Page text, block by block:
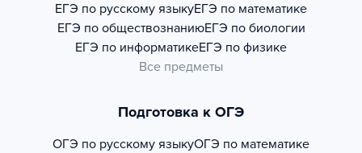
ЕГЭ по русскому языкуЕГЭ по математике
ЕГЭ по обществознаниюЕГЭ по биологии
ЕГЭ по информатикеЕГЭ по физике
Все предметы
Подготовка к ОГЭ
ОГЭ по русскому языкуОГЭ по математике